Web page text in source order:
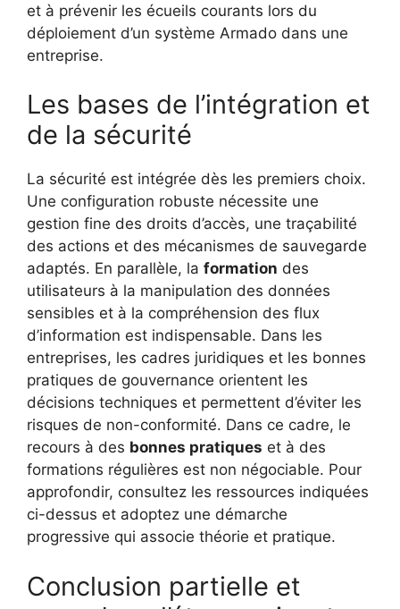
et à prévenir les écueils courants lors du
déploiement d’un système Armado dans une
entreprise.
Les bases de l’intégration et
de la sécurité
La sécurité est intégrée dès les premiers choix.
Une configuration robuste nécessite une
gestion fine des droits d’accès, une traçabilité
des actions et des mécanismes de sauvegarde
adaptés. En parallèle, la formation des
utilisateurs à la manipulation des données
sensibles et à la compréhension des flux
d’information est indispensable. Dans les
entreprises, les cadres juridiques et les bonnes
pratiques de gouvernance orientent les
décisions techniques et permettent d’éviter les
risques de non-conformité. Dans ce cadre, le
recours à des bonnes pratiques et à des
formations régulières est non négociable. Pour
approfondir, consultez les ressources indiquées
ci-dessus et adoptez une démarche
progressive qui associe théorie et pratique.
Conclusion partielle et